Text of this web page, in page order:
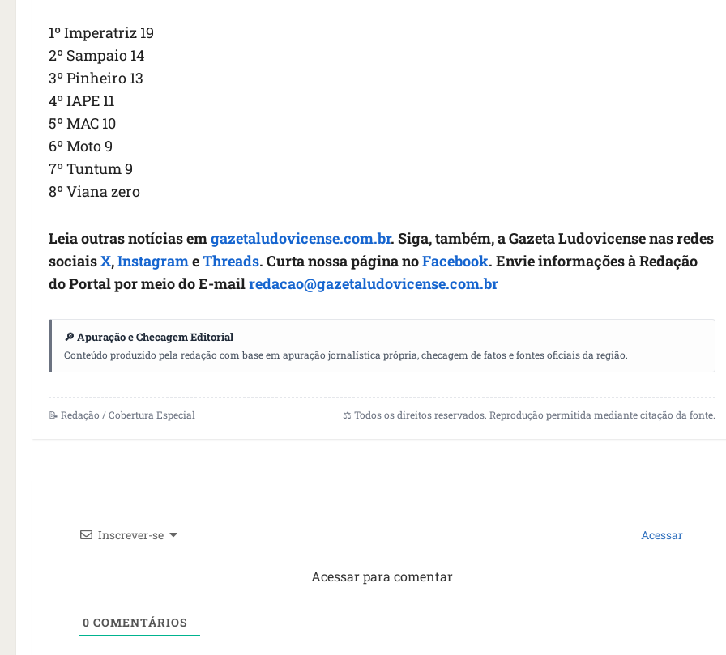
1º Imperatriz 19
2º Sampaio 14
3º Pinheiro 13
4º IAPE 11
5º MAC 10
6º Moto 9
7º Tuntum 9
8º Viana zero
Leia outras notícias emgazetaludovicense.com.br. Siga, também, a Gazeta Ludovicense nas redes
sociaisX,InstagrameThreads. Curta nossa página noFacebook. Envie informações à Redação
do Portal por meio do E-mailredacao@gazetaludovicense.com.br
🔎 Apuração e Checagem Editorial
Conteúdo produzido pela redação com base em apuração jornalística própria, checagem de fatos e fontes oficiais da região.
📝 Redação / Cobertura Especial ⚖️ Todos os direitos reservados. Reprodução permitida mediante citação da fonte.
Inscrever-se Acessar
Acessar para comentar
0 COMENTÁRIOS